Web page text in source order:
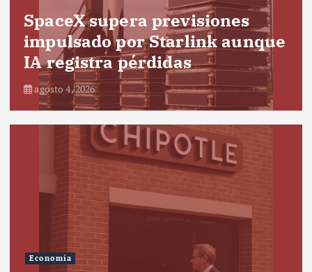
SpaceX supera previsiones
impulsado por Starlink aunque
IA registra pérdidas
agosto 4, 2026
Economía